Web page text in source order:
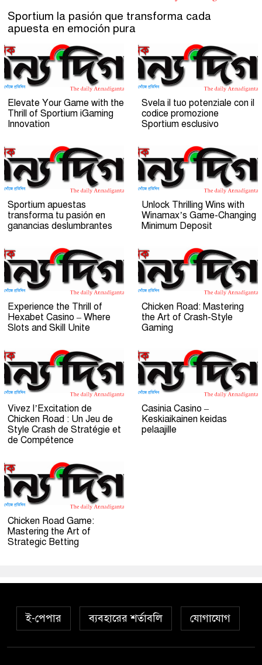
Sportium la pasión que transforma cada
apuesta en emoción pura
Elevate Your Game with the
Thrill of Sportium iGaming
Innovation
Svela il tuo potenziale con il
codice promozione
Sportium esclusivo
Sportium apuestas
transforma tu pasión en
ganancias deslumbrantes
Unlock Thrilling Wins with
Winamax’s Game-Changing
Minimum Deposit
Experience the Thrill of
Hexabet Casino – Where
Slots and Skill Unite
Chicken Road: Mastering
the Art of Crash-Style
Gaming
Vivez l’Excitation de
Chicken Road : Un Jeu de
Style Crash de Stratégie et
de Compétence
Casinia Casino –
Keskiaikainen keidas
pelaajille
Chicken Road Game:
Mastering the Art of
Strategic Betting
ই-পেপার ব্যবহারের শর্তাবলি যোগাযোগ